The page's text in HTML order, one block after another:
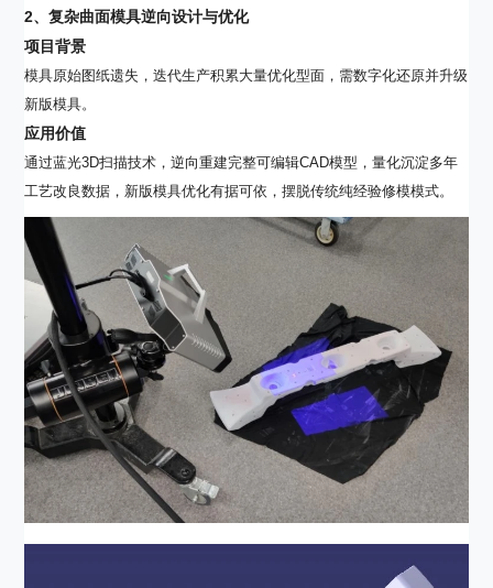
2、复杂曲面模具逆向设计与优化
项目背景
模具原始图纸遗失，迭代生产积累大量优化型面，需数字化还原并升级
新版模具。
应用价值
通过蓝光3D扫描技术，逆向重建完整可编辑CAD模型，量化沉淀多年
工艺改良数据，新版模具优化有据可依，摆脱传统纯经验修模模式。